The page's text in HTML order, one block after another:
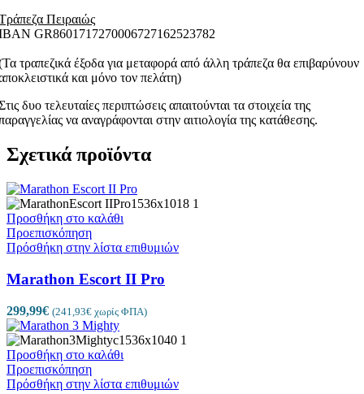
Πειραιώς
GR8601717270006727162523782
τραπεζικά έξοδα για μεταφορά από άλλη τράπεζα θα επιβαρύνουν
και μόνο τον πελάτη)
δυο τελευταίες περιπτώσεις απαιτούνται τα στοιχεία της
να αναγράφονται στην αιτιολογία της κατάθεσης.
Σχετικά προϊόντα
Προσθήκη στο καλάθι
Προεπισκόπηση
Πρόσθήκη στην λίστα επιθυμιών
Marathon Escort II Pro
299,99€ (241,93€ χωρίς ΦΠΑ)
Προσθήκη στο καλάθι
Προεπισκόπηση
Πρόσθήκη στην λίστα επιθυμιών